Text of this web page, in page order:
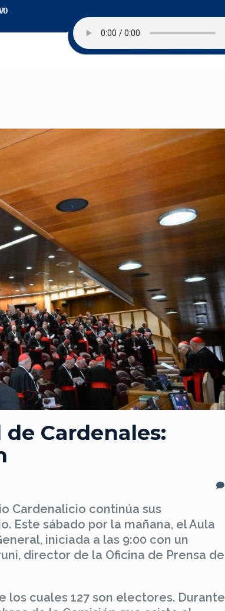
Cardenales:
Cardenalicio continúa sus
Este sábado por la mañana, el Aula
iniciada a las 9:00 con un
director de la Oficina de Prensa de
los cuales 127 son electores. Durante